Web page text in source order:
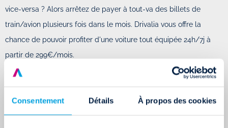
Consentement Détails À propos des cookies
vice-versa ? Alors arrêtez de payer à tout-va des billets de
train/avion plusieurs fois dans le mois. Drivalia vous offre la
chance de pouvoir profiter d'une voiture tout équipée 24h/7j à
partir de 299€/mois.
l'assistance et l'entretien
. Encore mieux : si vous devez voyager à
vitesse grand V en train ou en avion pour un rendez-vous